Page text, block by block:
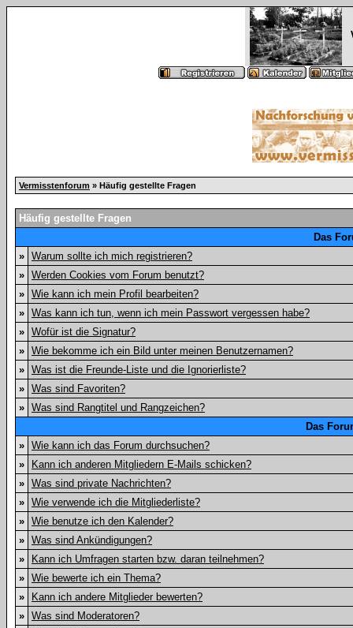
Vermisstenforum » Häufig gestellte Fragen
Häufig gestellte Fragen
Das
» Warum sollte ich mich registrieren?
» Werden Cookies vom Forum benutzt?
» Wie kann ich mein Profil bearbeiten?
» Was kann ich tun, wenn ich mein Passwort vergessen habe?
» Wofür ist die Signatur?
» Wie bekomme ich ein Bild unter meinen Benutzernamen?
» Was ist die Freunde-Liste und die Ignorierliste?
» Was sind Favoriten?
» Was sind Rangtitel und Rangzeichen?
Das
» Wie kann ich das Forum durchsuchen?
»
Kann ich anderen Mitgliedern E-Mails schicken?
» Was sind private Nachrichten?
» Wie verwende ich die Mitgliederliste?
» Wie benutze ich den Kalender?
» Was sind Ankündigungen?
»
Kann ich Umfragen starten bzw. daran teilnehmen?
» Wie bewerte ich ein Thema?
»
Kann ich andere Mitglieder bewerten?
» Was sind Moderatoren?